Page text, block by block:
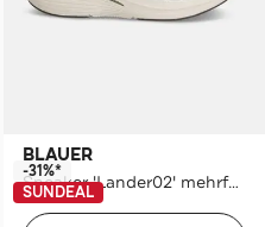
BLAUER
Sneaker 'Lander02' mehrfarbig
-31%*
SUNDEAL